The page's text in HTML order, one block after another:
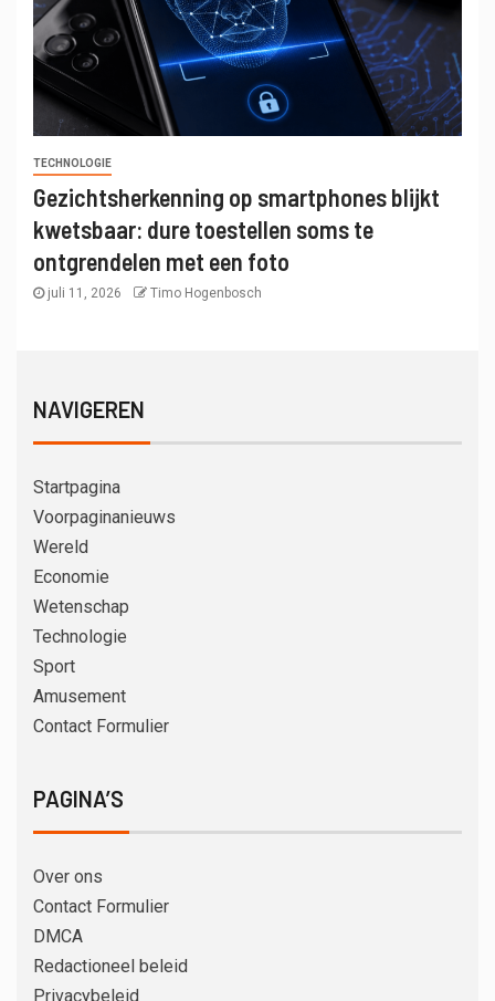
TECHNOLOGIE
Gezichtsherkenning op smartphones blijkt
kwetsbaar: dure toestellen soms te
ontgrendelen met een foto
juli 11, 2026 Timo Hogenbosch
NAVIGEREN
Startpagina
Voorpaginanieuws
Wereld
Economie
Wetenschap
Technologie
Sport
Amusement
Contact Formulier
PAGINA’S
Over ons
Contact Formulier
DMCA
Redactioneel beleid
Privacybeleid